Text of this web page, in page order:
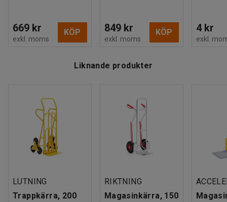
669 kr
exkl. moms
KÖP 849 kr
exkl. moms
KÖP 4 kr
exkl.
Liknande produkter
LUTNING
Trappkärra, 200
RIKTNING
Magasinkärra, 150